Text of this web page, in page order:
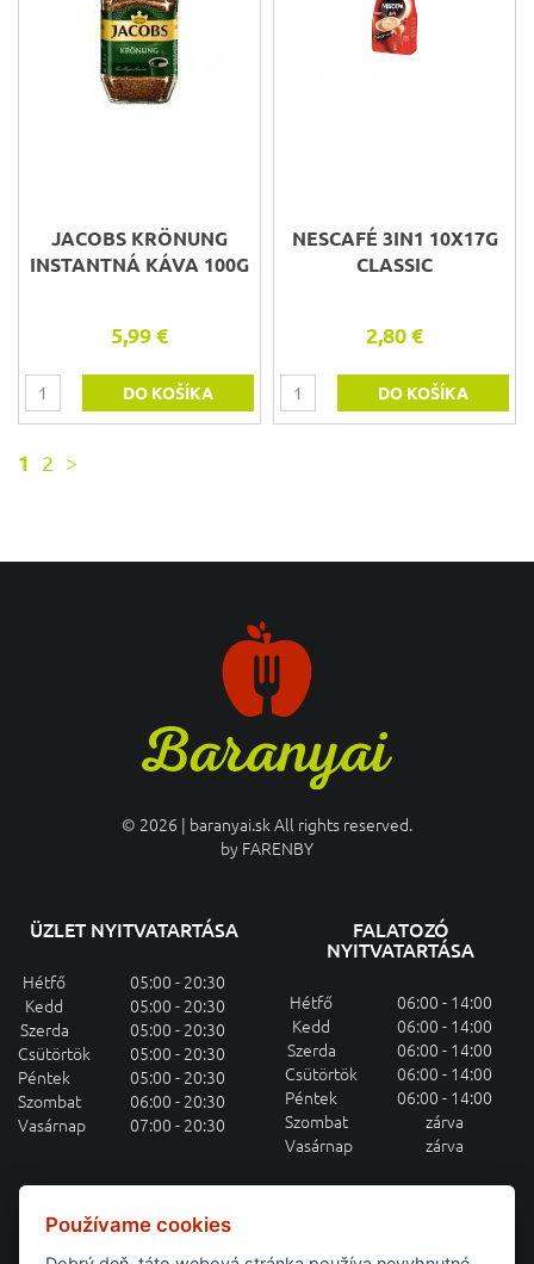
JACOBS KRÖNUNG
INSTANTNÁ KÁVA 100G
5,99 €
DO KOŠÍKA
NESCAFÉ 3IN1 10X17G
CLASSIC
2,80 €
DO KOŠÍKA
1 2 >
© 2026 | baranyai.sk All rights reserved.
by FARENBY
ÜZLET NYITVATARTÁSA
Hétfő
05:00 - 20:30
Kedd
05:00 - 20:30
Szerda
05:00 - 20:30
Csütörtök
05:00 - 20:30
Péntek
05:00 - 20:30
Szombat
06:00 - 20:30
Vasárnap
07:00 - 20:30
FALATOZÓ
NYITVATARTÁSA
Hétfő
06:00 - 14:00
Kedd
06:00 - 14:00
Szerda
06:00 - 14:00
Csütörtök
06:00 - 14:00
Péntek
06:00 - 14:00
Szombat
zárva
Vasárnap
zárva
HETI MENÜAJÁNLAT E-MAILEN
Používame cookies